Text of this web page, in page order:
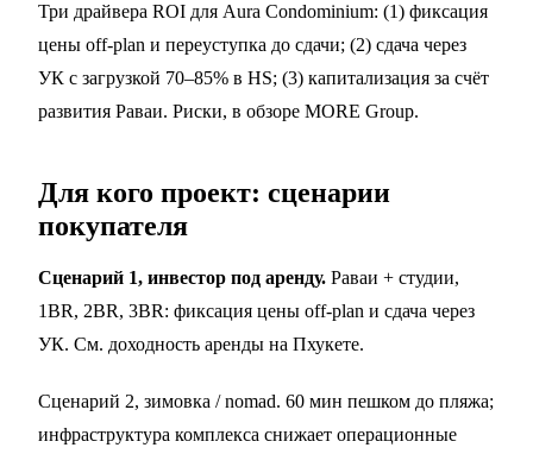
Три драйвера ROI для Aura Condominium: (1) фиксация
цены off-plan и переуступка до сдачи; (2) сдача через
УК с загрузкой 70–85% в HS; (3) капитализация за счёт
развития Раваи. Риски, в обзоре MORE Group.
Для кого проект: сценарии
покупателя
Сценарий 1, инвестор под аренду. Раваи + студии,
1BR, 2BR, 3BR: фиксация цены off-plan и сдача через
УК. См. доходность аренды на Пхукете.
Сценарий 2, зимовка / nomad. 60 мин пешком до пляжа;
инфраструктура комплекса снижает операционные